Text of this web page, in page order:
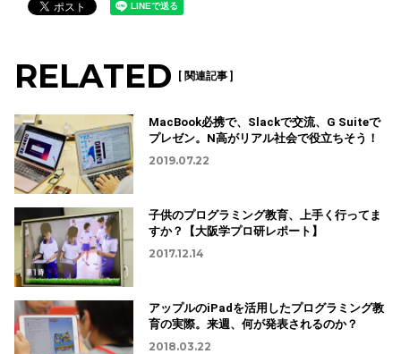
RELATED [ 関連記事 ]
MacBook必携で、Slackで交流、G Suiteで
プレゼン。N高がリアル社会で役立ちそう！
2019.07.22
子供のプログラミング教育、上手く行ってま
すか？【大阪学プロ研レポート】
2017.12.14
アップルのiPadを活用したプログラミング教
育の実際。来週、何が発表されるのか？
2018.03.22